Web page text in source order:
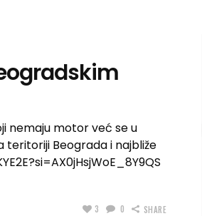
nemaju motor već se u
teritoriji Beograda i najbliže
3 0 SHARE